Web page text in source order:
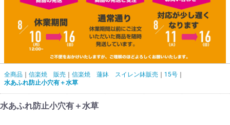
全商品 信楽焼 販売 信楽焼 蓮鉢 スイレン鉢販売
15号
水あふれ防止小穴有＋水草
水あふれ防止小穴有＋水草